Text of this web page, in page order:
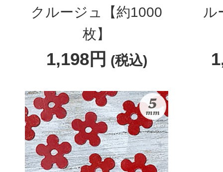
クルージュ【約1000
枚】
1,198円 (税込)
ル